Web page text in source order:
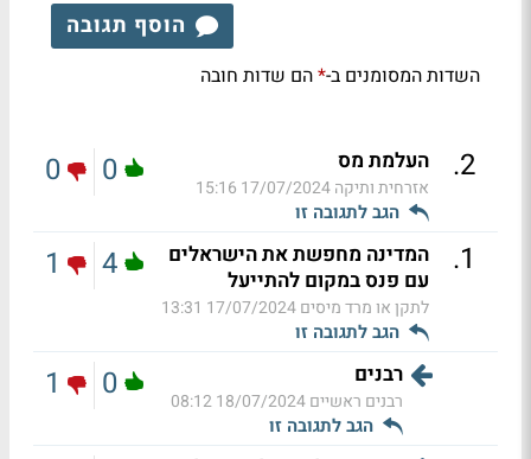
הוסף תגובה
השדות המסומנים ב-*הם שדות חובה
2
. העלמת מס
אזרחית ותיקה17/07/2024 15:16
הגב לתגובה זו
0
0
1
.
המדינה מחפשת את הישראלים
עם פנס במקום להתייעל
לתקן או מרד מיסים17/07/2024 13:31
הגב לתגובה זו
4
1
רבנים
רבנים ראשיים18/07/2024 08:12
הגב לתגובה זו
0
1